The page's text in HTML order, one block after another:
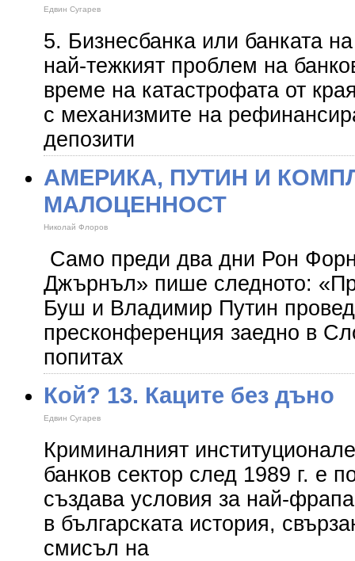
Eдвин Сугарев
5. Бизнесбанка или банката
най-тежкият проблем на
време на катастрофата от
с механизмите на
депозити
АМЕРИКА, ПУТИН И
МАЛОЦЕННОСТ
Николай Флоров
Само преди два дни Рон
Джърнъл» пише следното:
Буш и Владимир Путин
пресконференция заедно в
попитах
Кой? 13. Каците без дъно
Едвин Сугарев
Криминалният
банков сектор след 1989 г. е
създава условия за най-
в българската история,
смисъл на